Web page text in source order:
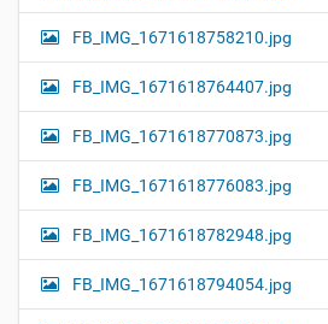
FB_IMG_1671618758210.jpg
FB_IMG_1671618764407.jpg
FB_IMG_1671618770873.jpg
FB_IMG_1671618776083.jpg
FB_IMG_1671618782948.jpg
FB_IMG_1671618794054.jpg